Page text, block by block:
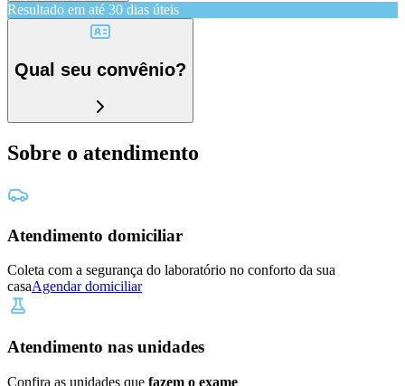
Resultado em até 30 dias úteis
Qual seu convênio?
Sobre o atendimento
Atendimento domiciliar
Coleta com a segurança do laboratório no conforto da sua
casaAgendar domiciliar
Atendimento nas unidades
Confira as unidades que fazem o exame